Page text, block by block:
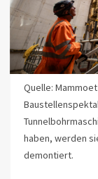
Quelle: Mammoet
haben, werden
demontiert.